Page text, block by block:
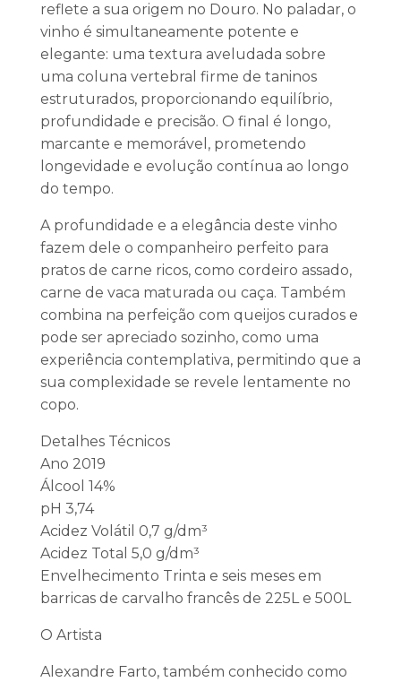
reflete a sua origem no Douro. No paladar, o
vinho é simultaneamente potente e
elegante: uma textura aveludada sobre
uma coluna vertebral firme de taninos
estruturados, proporcionando equilíbrio,
profundidade e precisão. O final é longo,
marcante e memorável, prometendo
longevidade e evolução contínua ao longo
do tempo.
A profundidade e a elegância deste vinho
fazem dele o companheiro perfeito para
pratos de carne ricos, como cordeiro assado,
carne de vaca maturada ou caça. Também
combina na perfeição com queijos curados e
pode ser apreciado sozinho, como uma
experiência contemplativa, permitindo que a
sua complexidade se revele lentamente no
copo.
Detalhes Técnicos
Ano 2019
Álcool 14%
pH 3,74
Acidez Volátil 0,7 g/dm³
Acidez Total 5,0 g/dm³
Envelhecimento Trinta e seis meses em
barricas de carvalho francês de 225L e 500L
O Artista
Alexandre Farto, também conhecido como